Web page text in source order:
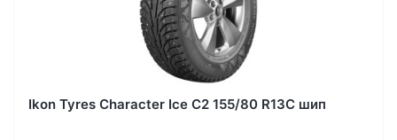
Ikon Tyres Character Ice C2 155/80 R13C шип